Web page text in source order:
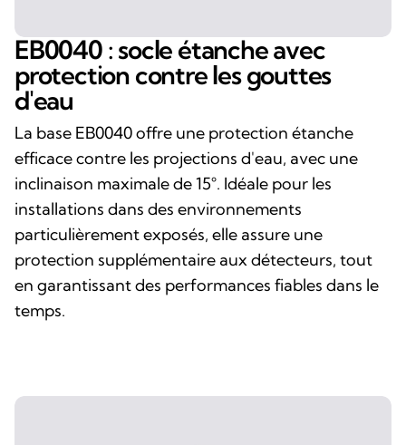
EB0040 : socle étanche avec
protection contre les gouttes
d'eau
La base EB0040 offre une protection étanche
efficace contre les projections d'eau, avec une
inclinaison maximale de 15°. Idéale pour les
installations dans des environnements
particulièrement exposés, elle assure une
protection supplémentaire aux détecteurs, tout
en garantissant des performances fiables dans le
temps.